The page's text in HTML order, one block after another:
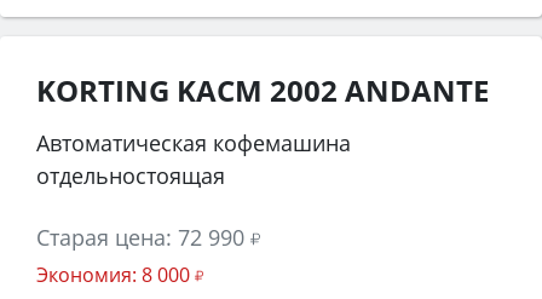
KORTING KACM 2002 ANDANTE
Автоматическая кофемашина
отдельностоящая
Старая цена: 72 990
Экономия: 8 000